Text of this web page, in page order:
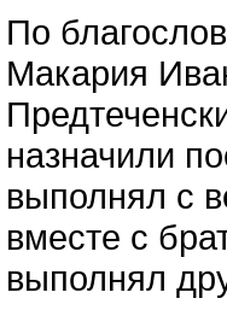
По
Макария
назначили
выполнял с
вместе с
выполнял